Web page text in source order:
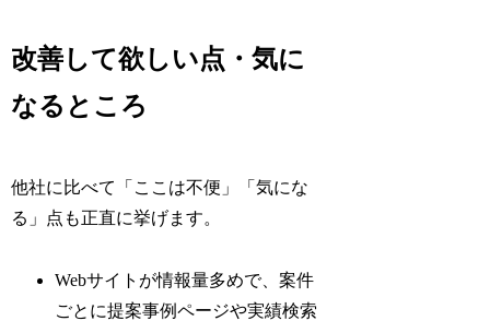
改善して欲しい点・気に
なるところ
他社に比べて「ここは不便」「気にな
る」点も正直に挙げます。
Webサイトが情報量多めで、案件
ごとに提案事例ページや実績検索